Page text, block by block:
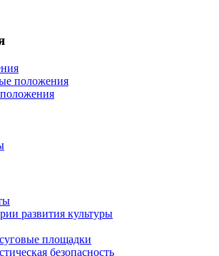
положения
развития культуры
площадки
безопасность